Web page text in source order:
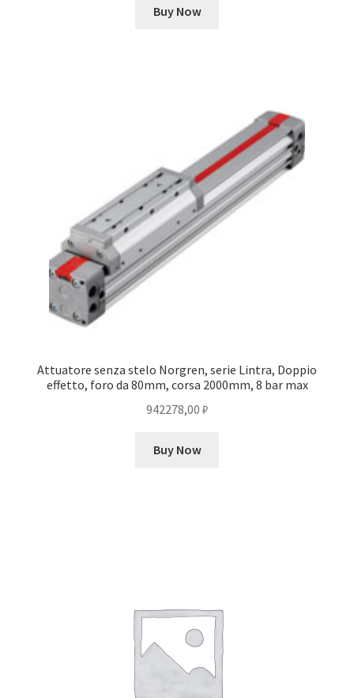
Buy Now
Attuatore senza stelo Norgren, serie Lintra, Doppio
effetto, foro da 80mm, corsa 2000mm, 8 bar max
942278,00 ₽
Buy Now